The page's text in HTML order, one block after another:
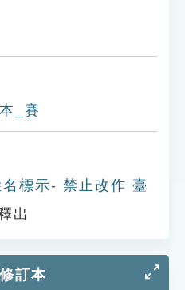
_賽
標示- 禁止改作 臺
出
訂本